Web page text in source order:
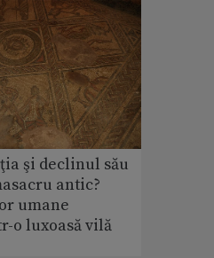
şi declinul său
antic?
umane
o luxoasă vilă